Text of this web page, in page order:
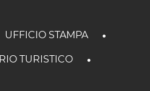
UFFICIO STAMPA
TURISTICO